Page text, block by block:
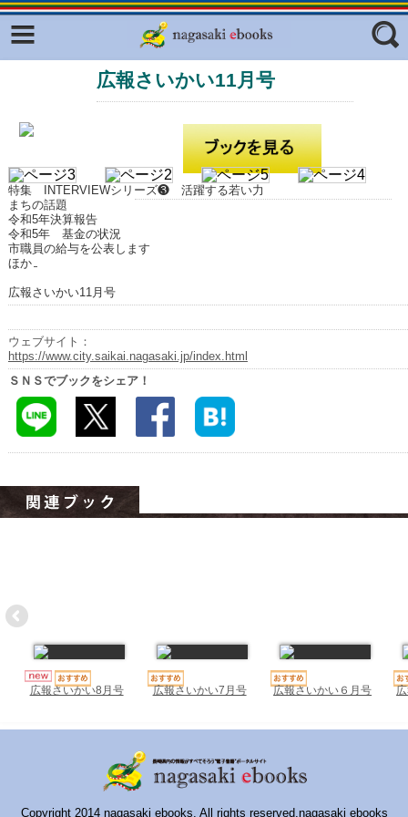
フリーワード
ジャンル
広報さいかい11月号
特集 INTERVIEWシリーズ❸ 活躍する若い力
まちの話題
令和5年決算報告
令和5年 基金の状況
市職員の給与を公表します
ほか
広報さいかい11月号
ウェブサイト：
https://www.city.saikai.nagasaki.jp/index.html
ＳＮＳでブックをシェア！
広報さいかい8月号 広報さいかい7月号 広報さいかい６月号
Copyright 2014 nagasaki ebooks. All rights reserved.nagasaki ebooks
Facebook
ふくいろキラリプロジェクト
ラリー（TOKYO Brochures）
はじめてご利用される方へ
コンテンツ
広報誌ナビ
明治日本の産業革命遺産
関連遺産
大学・専門学校ナビ
ハイスクールナビ
小・中学校ナビ
いきebooks
はさみebooks
さいかいイーブックス
長崎MICE観光マップ